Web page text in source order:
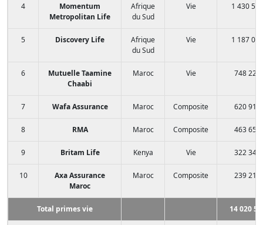
4
Momentum
Metropolitan Life
Afrique
du Sud
Vie 1 430 557
5 Discovery Life
Afrique
du Sud
Vie 1 187 054
6
Mutuelle Taamine
Chaabi
Maroc Vie 748 223
7 Wafa Assurance Maroc Composite 620 919
8 RMA Maroc Composite 463 657
9 Britam Life Kenya Vie 322 344
10
Axa Assurance
Maroc
Maroc Composite 239 212
Total primes vie 14 020